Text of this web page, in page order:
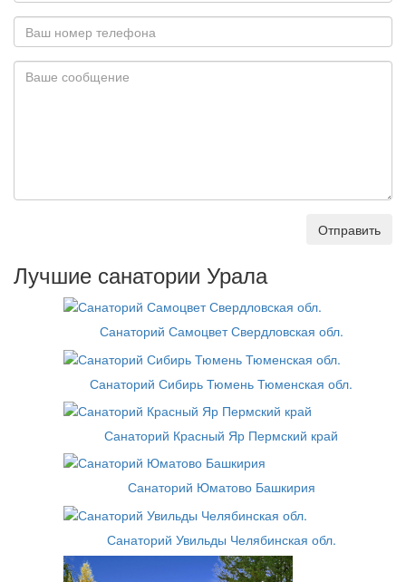
Отправить
Лучшие санатории Урала
Санаторий Самоцвет Свердловская обл.
Санаторий Сибирь Тюмень Тюменская обл.
Санаторий Красный Яр Пермский край
Санаторий Юматово Башкирия
Санаторий Увильды Челябинская обл.